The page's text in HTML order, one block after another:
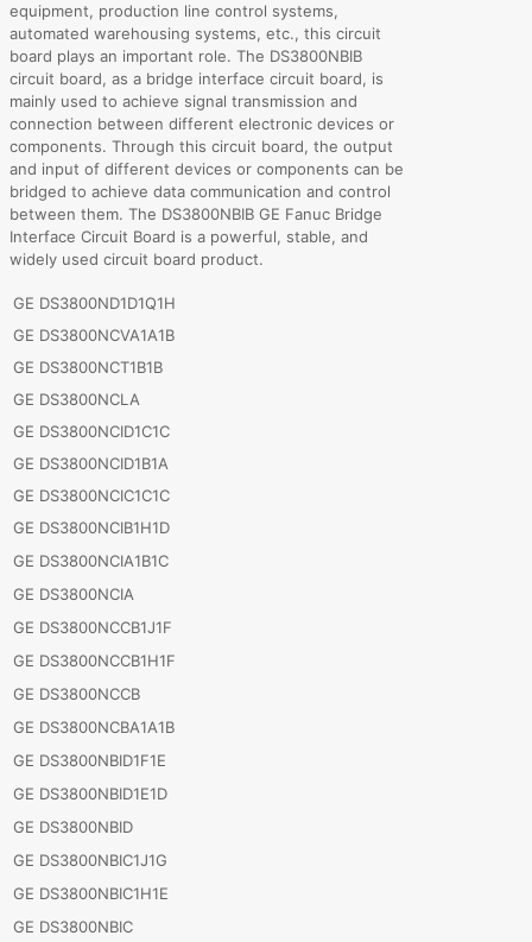
equipment, production line control systems,
automated warehousing systems, etc., this circuit
board plays an important role. The DS3800NBIB
circuit board, as a bridge interface circuit board, is
mainly used to achieve signal transmission and
connection between different electronic devices or
components. Through this circuit board, the output
and input of different devices or components can be
bridged to achieve data communication and control
between them. The DS3800NBIB GE Fanuc Bridge
Interface Circuit Board is a powerful, stable, and
widely used circuit board product.
GE DS3800ND1D1Q1H
GE DS3800NCVA1A1B
GE DS3800NCT1B1B
GE DS3800NCLA
GE DS3800NCID1C1C
GE DS3800NCID1B1A
GE DS3800NCIC1C1C
GE DS3800NCIB1H1D
GE DS3800NCIA1B1C
GE DS3800NCIA
GE DS3800NCCB1J1F
GE DS3800NCCB1H1F
GE DS3800NCCB
GE DS3800NCBA1A1B
GE DS3800NBID1F1E
GE DS3800NBID1E1D
GE DS3800NBID
GE DS3800NBIC1J1G
GE DS3800NBIC1H1E
GE DS3800NBIC